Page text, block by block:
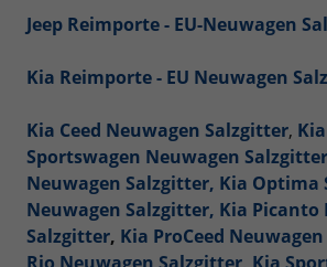
Jeep Reimporte - EU-Neuwagen
Kia Reimporte - EU Neuwagen
Kia Ceed Neuwagen Salzgitter,
Sportswagen Neuwagen Salzgitter
Neuwagen Salzgitter, Kia Optima
Neuwagen Salzgitter, Kia Picanto
Salzgitter, Kia ProCeed